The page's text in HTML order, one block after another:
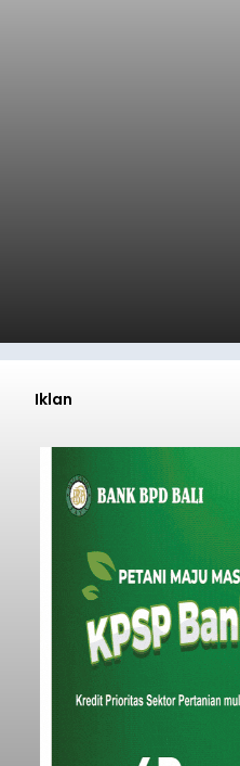
Iklan